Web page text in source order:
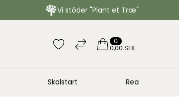
Vi stöder "Plant et Træ"
0
0,00 SEK
Skolstart Rea